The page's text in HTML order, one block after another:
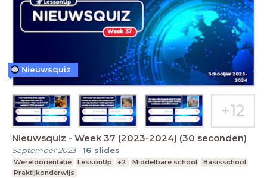
Nieuwsquiz - Week 37 (2023-2024) (30 seconden)
September 2023- 16 slides
Wereldoriëntatie LessonUp +2 Middelbare school
Basisschool
Praktijkonderwijs
Nieuwsquiz